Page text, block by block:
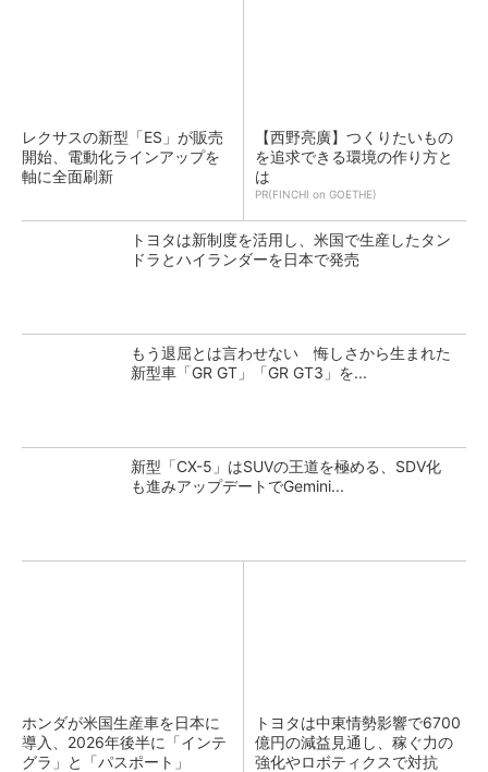
レクサスの新型「ES」が販売
開始、電動化ラインアップを
軸に全面刷新
【西野亮廣】つくりたいもの
を追求できる環境の作り方と
は
PR(FINCHI on GOETHE)
トヨタは新制度を活用し、米国で生産したタン
ドラとハイランダーを日本で発売
もう退屈とは言わせない 悔しさから生まれた
新型車「GR GT」「GR GT3」を...
新型「CX-5」はSUVの王道を極める、SDV化
も進みアップデートでGemini...
ホンダが米国生産車を日本に
導入、2026年後半に「インテ
グラ」と「パスポート」
トヨタは中東情勢影響で6700
億円の減益見通し、稼ぐ力の
強化やロボティクスで対抗